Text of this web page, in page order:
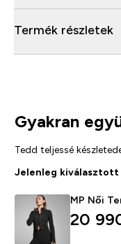
Termék részletek
Gyakran
Tedd teljessé
Jelenleg
MP Női
20